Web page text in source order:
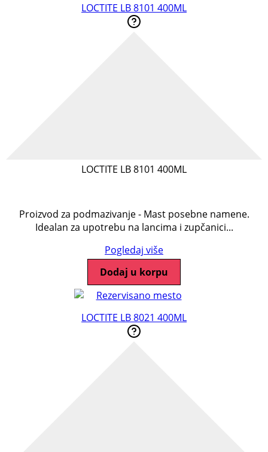
LOCTITE LB 8101 400ML
LOCTITE LB 8101 400ML
Proizvod za podmazivanje - Mast posebne namene.
Idealan za upotrebu na lancima i zupčanici...
Pogledaj više
Dodaj u korpu
LOCTITE LB 8021 400ML